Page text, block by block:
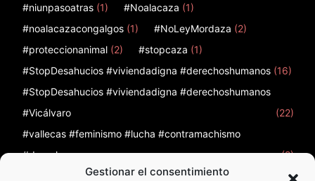
Gestionar el consentimiento
#niunpasoatras (1) #Noalacaza (1)
#noalacazacongalgos (1) #NoLeyMordaza (2)
#proteccionanimal (2) #stopcaza (1)
#StopDesahucios #viviendadigna #derechoshumanos (16)
#StopDesahucios #viviendadigna #derechoshumanos
#Vicálvaro
(22)
#vallecas #feminismo #lucha #contramachismo
#derechos
(2)
12 de febrero (1) 12F (1) 12octubre